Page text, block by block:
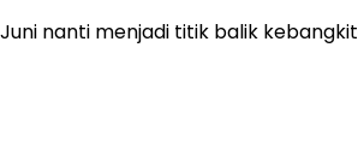
nanti menjadi titik balik